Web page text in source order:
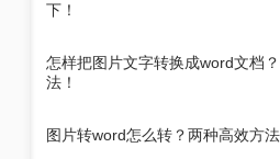
下！
怎样把图片文字转换成word文档
法！
图片转word怎么转？两种高效方法